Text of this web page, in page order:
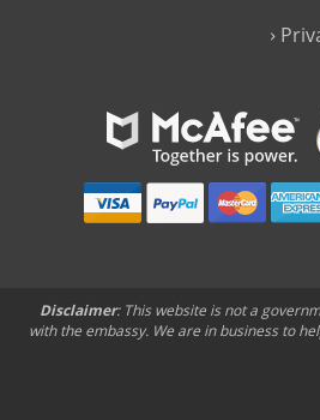
Disclaimer: This website is not a
with the embassy. We are in business to